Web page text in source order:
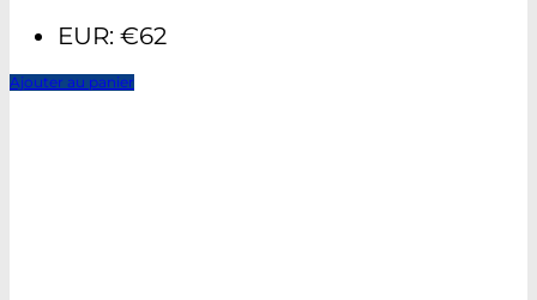
EUR: €62
Ajouter au panier